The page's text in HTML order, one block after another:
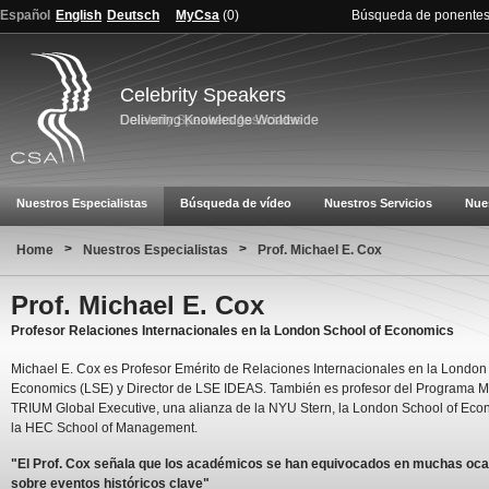
Español English Deutsch MyCsa (0) Búsqueda de ponentes
Celebrity Speakers
Nuestros Especialistas Búsqueda de vídeo Nuestros Servicios
Home > Nuestros Especialistas > Prof. Michael E. Cox
Prof. Michael E. Cox
Profesor Relaciones Internacionales en la London School of Economics
Michael E. Cox es Profesor Emérito de Relaciones Internacionales en la
Economics (LSE) y Director de LSE IDEAS. También es profesor del Programa
TRIUM Global Executive, una alianza de la NYU Stern, la London School of
la HEC School of Management.
"El Prof. Cox señala que los académicos se han equivocados en muchas
sobre eventos históricos clave"